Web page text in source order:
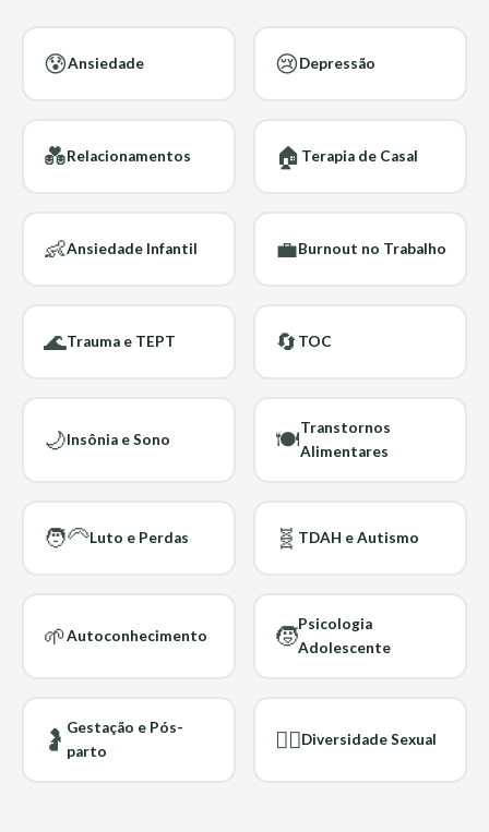
😰Ansiedade 😢Depressão
💑Relacionamentos 🏠 Terapia de Casal
👶Ansiedade Infantil 💼Burnout no Trabalho
🌊Trauma e TEPT 🔄TOC
🌙Insônia e Sono 🍽️Transtornos
Alimentares
🧑‍🦳Luto e Perdas 🧬 TDAH e Autismo
🌱Autoconhecimento 🧒Psicologia
Adolescente
🤰 Gestação e Pós-
parto
🏳️‍🌈Diversidade Sexual